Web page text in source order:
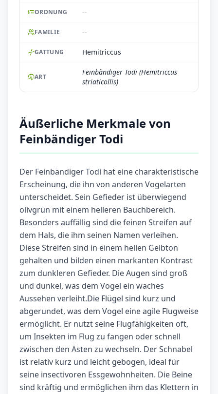
ORDNUNG --
FAMILIE --
GATTUNG Hemitriccus
ART
Feinbändiger Todi (Hemitriccus
striaticollis)
Äußerliche Merkmale von
Feinbändiger Todi
Der Feinbändiger Todi hat eine charakteristische
Erscheinung, die ihn von anderen Vogelarten
unterscheidet. Sein Gefieder ist überwiegend
olivgrün mit einem helleren Bauchbereich.
Besonders auffällig sind die feinen Streifen auf
dem Hals, die ihm seinen Namen verleihen.
Diese Streifen sind in einem hellen Gelbton
gehalten und bilden einen markanten Kontrast
zum dunkleren Gefieder. Die Augen sind groß
und dunkel, was dem Vogel ein waches
Aussehen verleiht.Die Flügel sind kurz und
abgerundet, was dem Vogel eine agile Flugweise
ermöglicht. Er nutzt seine Flugfähigkeiten oft,
um Insekten im Flug zu fangen oder schnell
zwischen den Ästen zu wechseln. Der Schnabel
ist relativ kurz und leicht gebogen, ideal für
seine insectivoren Essgewohnheiten. Die Beine
sind kräftig und ermöglichen ihm das Klettern in